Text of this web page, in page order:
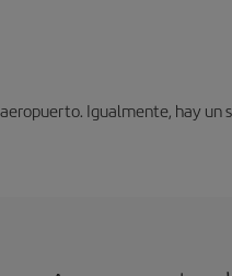
Igualmente, hay